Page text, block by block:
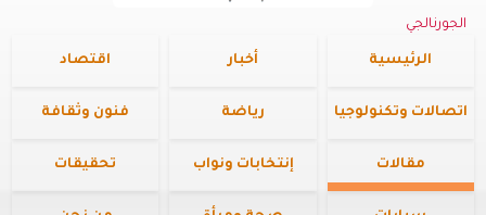
الجورنالجي
الرئيسية أخبار اقتصاد
اتصالات وتكنولوجيا رياضة فنون وثقافة
مقالات إنتخابات ونواب تحقيقات